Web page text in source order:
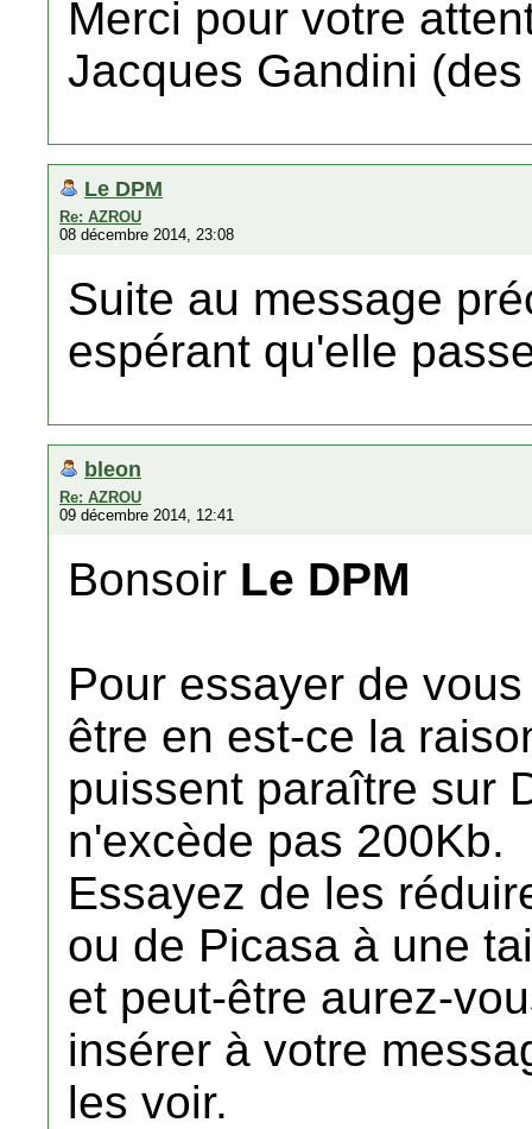
Merci pour votre
Jacques Gandini
Le DPM
Re: AZROU
08 décembre 2014, 23:08
Suite au message
espérant qu'elle
bleon
Re: AZROU
09 décembre 2014, 12:41
Bonsoir Le DPM
Pour essayer de
être en est-ce la
puissent paraître sur
n'excède pas 200Kb.
Essayez de les
ou de Picasa à une
et peut-être aurez-
insérer à votre
les voir.